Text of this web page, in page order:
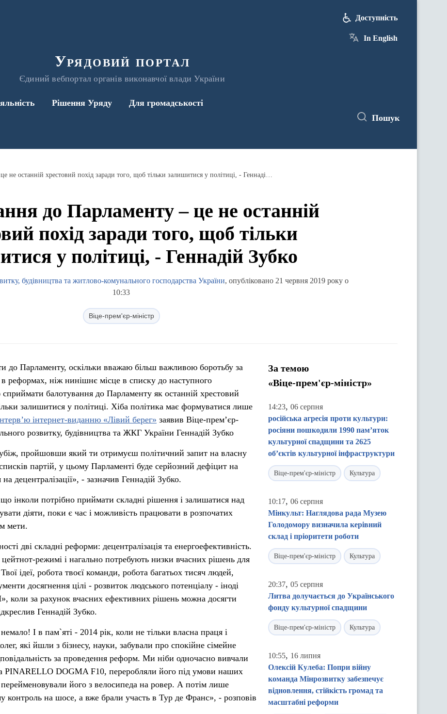
Урядовий портал
Єдиний вебпортал органів виконавчої влади України
Доступність
In English
Рішення Уряду Для громадськості
Пошук
Балотування до Парламенту – це не останній хрестовий похід заради того, щоб тільки залишитися у політиці, - Геннадій Зубко
до Парламенту – це не останній
похід заради того, щоб тільки
у політиці, - Геннадій Зубко
будівництва та житлово-комунального господарства України, опубліковано 21 червня 2019 року о
10:33
Віце-прем'єр-міністр
до Парламенту, оскільки вважаю більш важливою боротьбу за
реформах, ніж нинішнє місце в списку до наступного
балотування до Парламенту як останній хрестовий
залишитися у політиці. Хіба політика має формуватися лише
інтернет-виданню «Лівий берег» заявив Віце-прем’єр-
розвитку, будівництва та ЖКГ України Геннадій Зубко
пройшовши який ти отримуєш політичний запит на власну
партій, у цьому Парламенті буде серйозний дефіцит на
децентралізації», - зазначив Геннадій Зубко.
інколи потрібно приймати складні рішення і залишатися над
діяти, поки є час і можливість працювати в розпочатих
мети.
дві складні реформи: децентралізація та енергоефективність.
цейтнот-режимі і нагально потребують низки вчасних рішень для
ідеї, робота твоєї команди, робота багатьох тисяч людей,
досягнення цілі - розвиток людського потенціалу - іноді
коли за рахунок вчасних ефективних рішень можна досягти
Геннадій Зубко.
І в пам`яті - 2014 рік, коли не тільки власна праця і
які йшли з бізнесу, науки, забували про спокійне сімейне
за проведення реформ. Ми ніби одночасно вивчали
PINARELLO DOGMA F10, переробляли його під умови наших
перейменовували його з велосипеда на ровер. А потім лише
контроль на шосе, а вже брали участь в Тур де Франс», - розповів
За темою
«Віце-прем'єр-міністр»
14:23, 06 серпня
російська агресія проти культури:
росіяни пошкодили 1990 пам’яток
культурної спадщини та 2625
об’єктів культурної інфраструктури
Віце-прем'єр-міністр Культура
10:17, 06 серпня
Мінкульт: Наглядова рада Музею
Голодомору визначила керівний
склад і пріоритети роботи
Віце-прем'єр-міністр Культура
20:37, 05 серпня
Литва долучається до Українського
фонду культурної спадщини
Віце-прем'єр-міністр Культура
10:55, 16 липня
Олексій Кулеба: Попри війну
команда Мінрозвитку забезпечує
відновлення, стійкість громад та
масштабні реформи